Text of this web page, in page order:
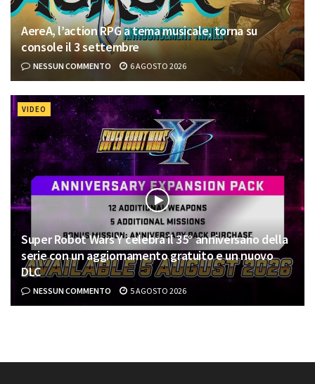
AereA, l’action RPG a tema musicale, torna su
console il 3 settembre
NESSUN COMMENTO 6 AGOSTO 2026
VIDEO
Super Robot Wars Y celebra il 35° anniversario della
serie con un aggiornamento gratuito e un nuovo
DLC
NESSUN COMMENTO 5 AGOSTO 2026